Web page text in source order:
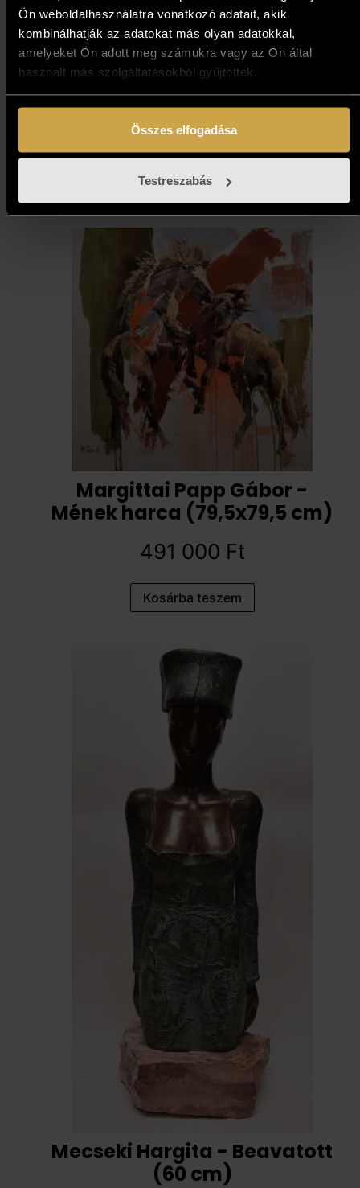
Ön weboldalhasználatra vonatkozó adatait, akik
kombinálhatják az adatokat más olyan adatokkal,
amelyeket Ön adott meg számukra vagy az Ön által
használt más szolgáltatásokból gyűjtöttek.
Összes elfogadása
Testreszabás
Bihon Győző - Partszakasz II.
(50x50 cm)
597 000Ft
Kosárba teszem
Margittai Papp Gábor -
Mének harca (79,5x79,5 cm)
491 000 Ft
Kosárba teszem
Mecseki Hargita - Beavatott
(60 cm)